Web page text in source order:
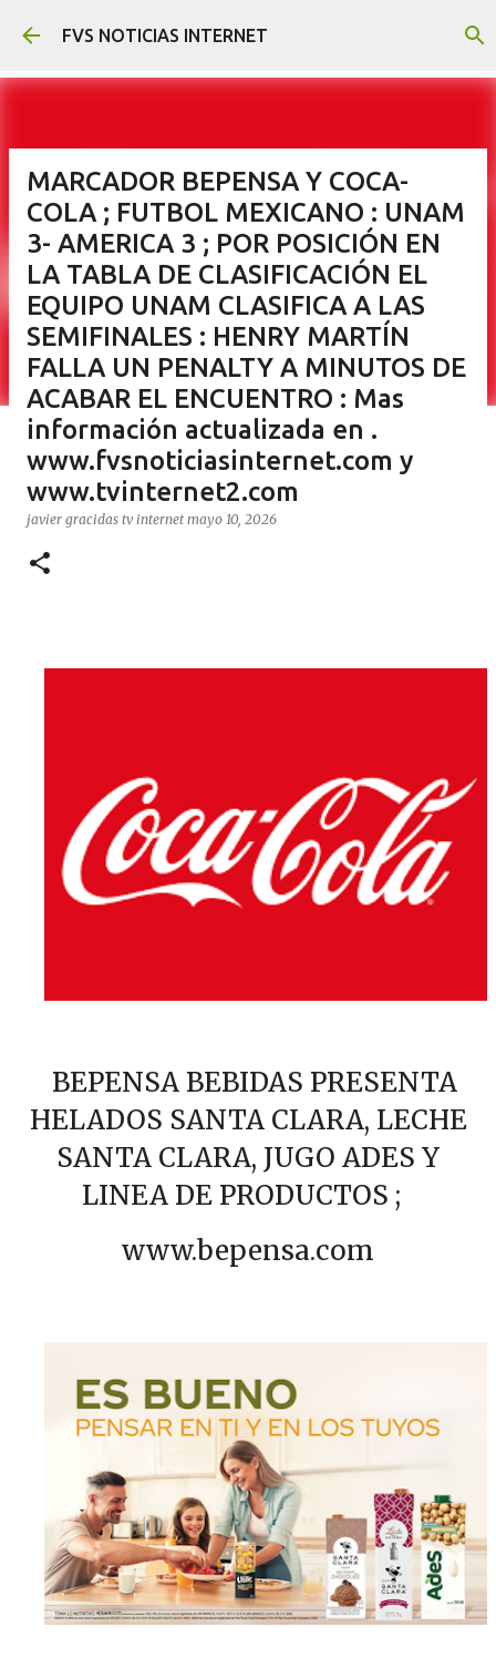
Ir al contenido principal
FVS NOTICIAS INTERNET
MARCADOR BEPENSA Y COCA-
COLA ; FUTBOL MEXICANO : UNAM
3- AMERICA 3 ; POR POSICIÓN EN
LA TABLA DE CLASIFICACIÓN EL
EQUIPO UNAM CLASIFICA A LAS
SEMIFINALES : HENRY MARTÍN
FALLA UN PENALTY A MINUTOS DE
ACABAR EL ENCUENTRO : Mas
información actualizada en .
www.fvsnoticiasinternet.com y
www.tvinternet2.com
javier gracidas tv internet mayo 10, 2026
BEPENSA BEBIDAS PRESENTA
HELADOS SANTA CLARA, LECHE
SANTA CLARA, JUGO ADES Y
LINEA DE PRODUCTOS ;
www.bepensa.com